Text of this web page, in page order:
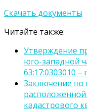
Скачать документы
Читайте также:
Утверждение
юго-западной
63:17:0303010
Заключение по
кадастрового